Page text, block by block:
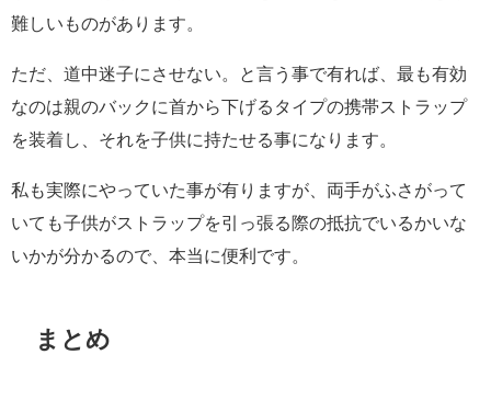
難しいものがあります。
ただ、道中迷子にさせない。と言う事で有れば、最も有効
なのは親のバックに首から下げるタイプの携帯ストラップ
を装着し、それを子供に持たせる事になります。
私も実際にやっていた事が有りますが、両手がふさがって
いても子供がストラップを引っ張る際の抵抗でいるかいな
いかが分かるので、本当に便利です。
まとめ